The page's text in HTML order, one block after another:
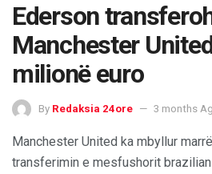
Ederson
Manchester
milionë euro
By Redaksia 24ore 3 months
Manchester United ka mbyllur
transferimin e mesfushorit brazilian